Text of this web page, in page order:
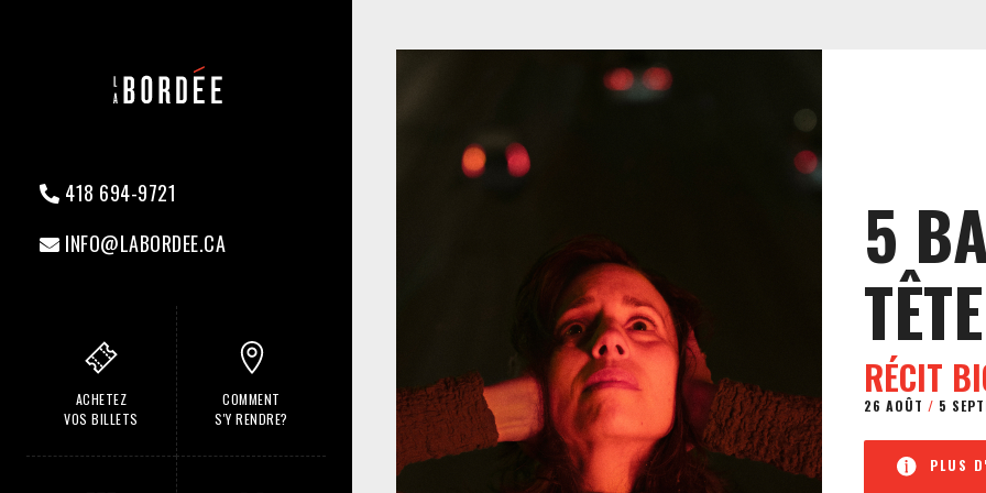
418 694-9721
INFO@LABORDEE.CA
ACHETEZ
VOS BILLETS
COMMENT
S'Y RENDRE?
5
TÊTE
RÉCIT
26 AOÛT / 5
PLUS